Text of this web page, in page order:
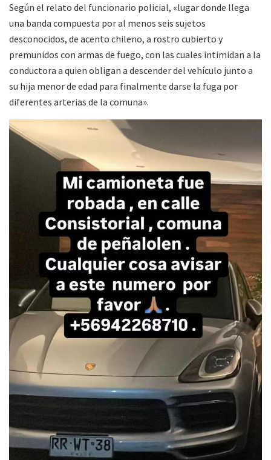
Según el relato del funcionario policial, «lugar donde llega
una banda compuesta por al menos seis sujetos
desconocidos, de acento chileno, a rostro cubierto y
premunidos con armas de fuego, con las cuales intimidan a la
conductora a quien obligan a descender del vehículo junto a
su hija menor de edad para finalmente darse la fuga por
diferentes arterias de la comuna».